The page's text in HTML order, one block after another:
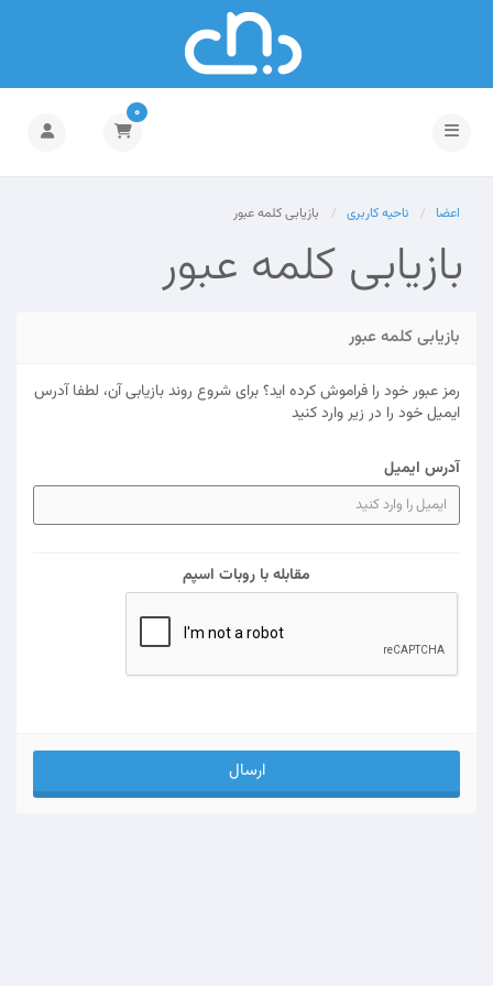
تغییر وضعیت ناوبری
0
اعضا ناحیه کاربری بازیابی کلمه عبور
بازیابی کلمه عبور
بازیابی کلمه عبور
رمز عبور خود را فراموش کرده اید؟ برای شروع روند بازیابی آن، لطفا آدرس
ایمیل خود را در زیر وارد کنید
آدرس ایمیل
مقابله با روبات اسپم